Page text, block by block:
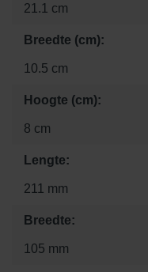
21.1 cm
Breedte (cm):
10.5 cm
Hoogte (cm):
8 cm
Lengte:
211 mm
Breedte:
105 mm